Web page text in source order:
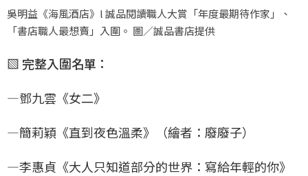
吳明益《海風酒店》l 誠品閱讀職人大賞「年度最期待作家」、
「書店職人最想賣」入圍。 圖／誠品書店提供
▧ 完整入圍名單：
—鄧九雲《女二》
—簡莉穎《直到夜色溫柔》（繪者：廢廢子）
—李惠貞《大人只知道部分的世界：寫給年輕的你》